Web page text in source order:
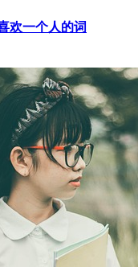
欢一个人的词